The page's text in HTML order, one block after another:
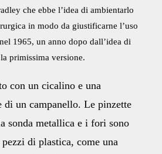
che ebbe l’idea di ambientarlo
in modo da giustificarne l’uso
1965, un anno dopo dall’idea di
primissima versione.
con un cicalino e una
di un campanello. Le pinzette
sonda metallica e i fori sono
di plastica, come una